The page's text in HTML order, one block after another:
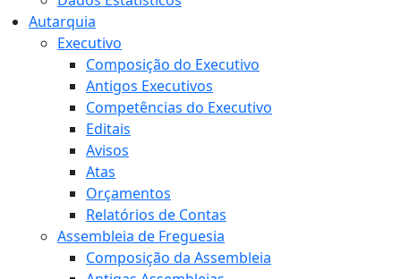
Autarquia
Executivo
Composição do Executivo
Antigos Executivos
Competências do Executivo
Editais
Avisos
Atas
Orçamentos
Relatórios de Contas
Assembleia de Freguesia
Composição da Assembleia